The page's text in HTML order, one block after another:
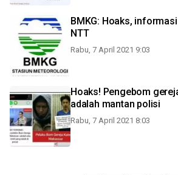
BMKG: Hoaks,
NTT
Rabu, 7 April 2021 9:03
Hoaks! Pengebom
adalah mantan polisi
Rabu, 7 April 2021 8:03